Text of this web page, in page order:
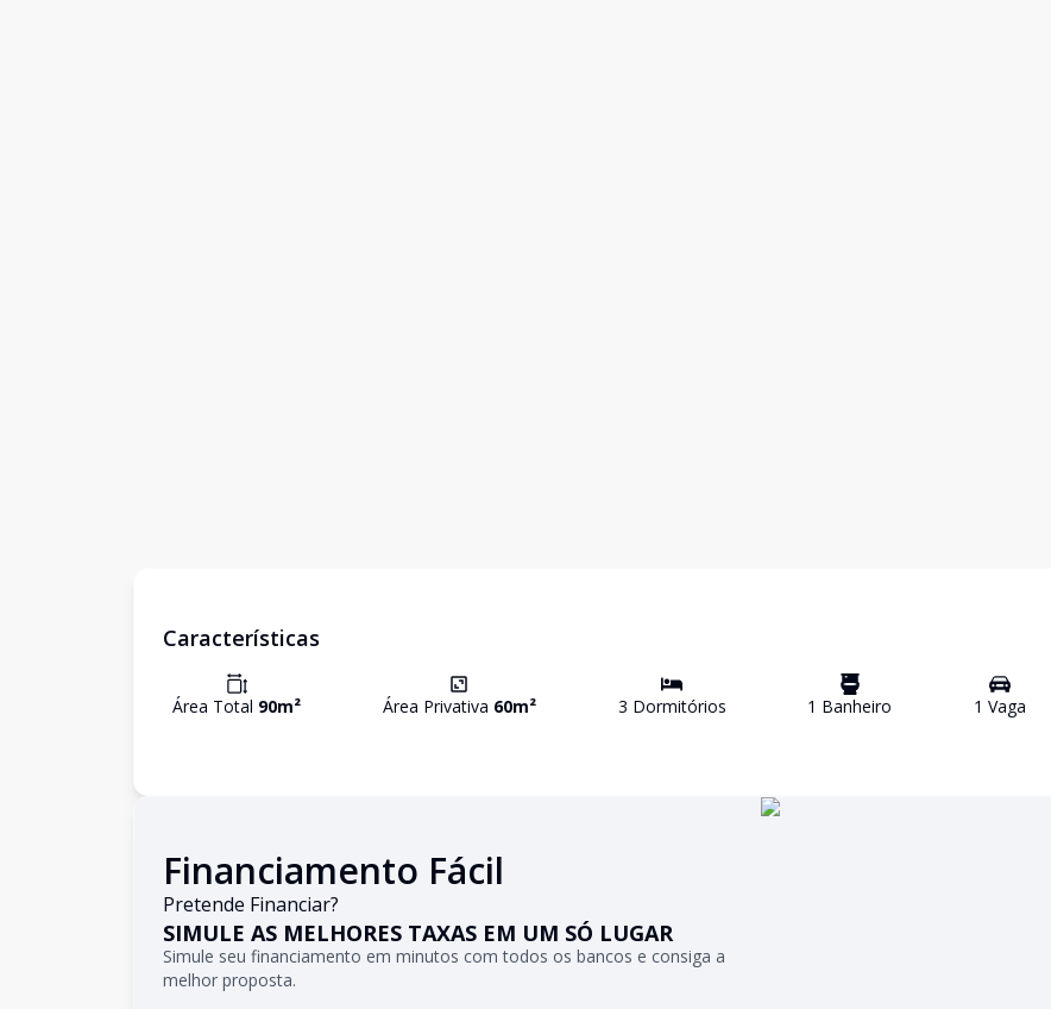
Características
Área Total 90m² Área Privativa 60m² 3 Dormitórios 1 Banheiro 1 Vaga
Financiamento Fácil
Pretende Financiar?
SIMULE AS MELHORES TAXAS EM UM SÓ LUGAR
Simule seu financiamento em minutos com todos os bancos e consiga a
melhor proposta.